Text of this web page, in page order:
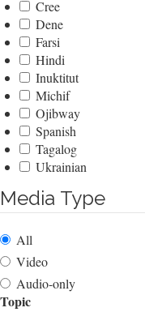
Cree
Dene
Farsi
Hindi
Inuktitut
Michif
Ojibway
Spanish
Tagalog
Ukrainian
Media Type
All
Video
Audio-only
Topic